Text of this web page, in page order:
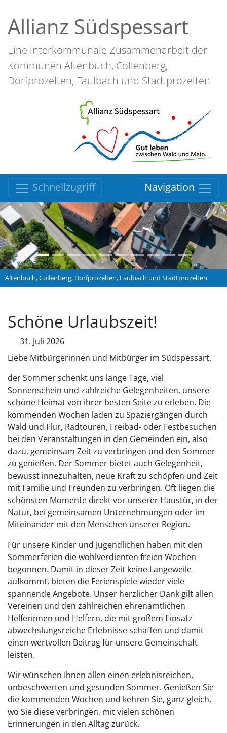
Allianz Südspessart
Eine interkommunale Zusammenarbeit der
Kommunen Altenbuch, Collenberg,
Dorfprozelten, Faulbach und Stadtprozelten
Schnellzugriff Navigation
Altenbuch, Collenberg, Dorfprozelten, Faulbach und Stadtprozelten
Schöne Urlaubszeit!
31. Juli 2026
Liebe Mitbürgerinnen und Mitbürger im Südspessart,
der Sommer schenkt uns lange Tage, viel
Sonnenschein und zahlreiche Gelegenheiten, unsere
schöne Heimat von ihrer besten Seite zu erleben. Die
kommenden Wochen laden zu Spaziergängen durch
Wald und Flur, Radtouren, Freibad- oder Festbesuchen
bei den Veranstaltungen in den Gemeinden ein, also
dazu, gemeinsam Zeit zu verbringen und den Sommer
zu genießen. Der Sommer bietet auch Gelegenheit,
bewusst innezuhalten, neue Kraft zu schöpfen und Zeit
mit Familie und Freunden zu verbringen. Oft liegen die
schönsten Momente direkt vor unserer Haustür, in der
Natur, bei gemeinsamen Unternehmungen oder im
Miteinander mit den Menschen unserer Region.
Für unsere Kinder und Jugendlichen haben mit den
Sommerferien die wohlverdienten freien Wochen
begonnen. Damit in dieser Zeit keine Langeweile
aufkommt, bieten die Ferienspiele wieder viele
spannende Angebote. Unser herzlicher Dank gilt allen
Vereinen und den zahlreichen ehrenamtlichen
Helferinnen und Helfern, die mit großem Einsatz
abwechslungsreiche Erlebnisse schaffen und damit
einen wertvollen Beitrag für unsere Gemeinschaft
leisten.
Wir wünschen Ihnen allen einen erlebnisreichen,
unbeschwerten und gesunden Sommer. Genießen Sie
die kommenden Wochen und kehren Sie, ganz gleich,
wo Sie diese verbringen, mit vielen schönen
Erinnerungen in den Alltag zurück.